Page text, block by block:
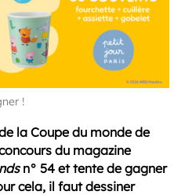
!
la Coupe du monde de
du magazine
n° 54 et tente de gagner
cela, il faut dessiner